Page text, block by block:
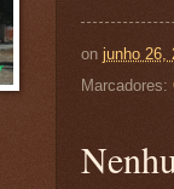
on junho 26,
Marcadores: